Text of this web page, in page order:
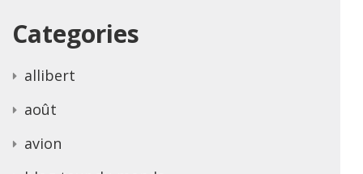
Categories
allibert
août
avion